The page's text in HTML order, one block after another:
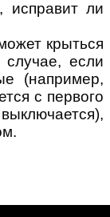
исправит ли
крыться
если
(например,
с первого